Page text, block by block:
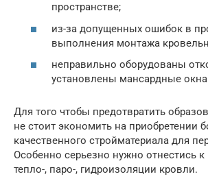
пространстве;
из-за допущенных ошибок в
выполнения монтажа
неправильно оборудованы
установлены мансардные
Для того чтобы предотвратить
не стоит экономить на приобретении
качественного стройматериала для
Особенно серьезно нужно отнестись
тепло-, паро-, гидроизоляции кровли.